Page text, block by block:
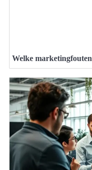
Welke